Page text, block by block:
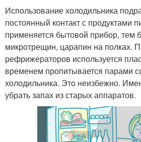
Использование холодильника
постоянный контакт с продуктами
применяется бытовой прибор, тем
микротрещин, царапин на полках.
рефрижераторов используется
временем пропитывается парами
холодильника. Это неизбежно.
убрать запах из старых аппаратов.